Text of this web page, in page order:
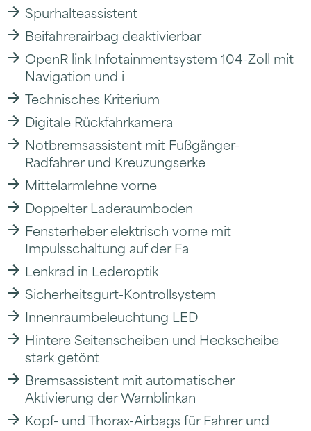
Spurhalteassistent
Beifahrerairbag deaktivierbar
OpenR link Infotainmentsystem 104-Zoll mit
Navigation und i
Technisches Kriterium
Digitale Rückfahrkamera
Notbremsassistent mit Fußgänger-
Radfahrer und Kreuzungserke
Mittelarmlehne vorne
Doppelter Laderaumboden
Fensterheber elektrisch vorne mit
Impulsschaltung auf der Fa
Lenkrad in Lederoptik
Sicherheitsgurt-Kontrollsystem
Innenraumbeleuchtung LED
Hintere Seitenscheiben und Heckscheibe
stark getönt
Bremsassistent mit automatischer
Aktivierung der Warnblinkan
Kopf- und Thorax-Airbags für Fahrer und